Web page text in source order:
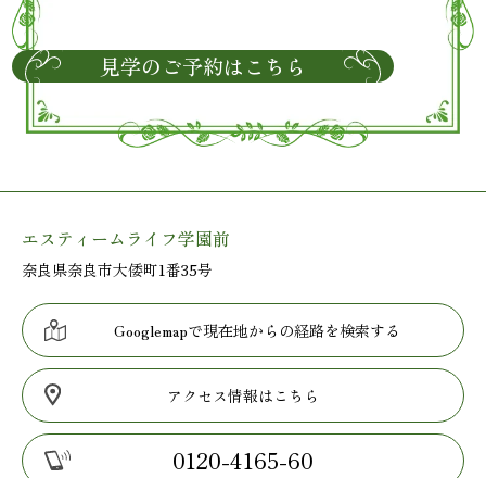
見学のご予約はこちら
エスティームライフ学園前
奈良県奈良市大倭町1番35号
Googlemapで現在地からの経路を検索する
アクセス情報はこちら
0120-4165-60